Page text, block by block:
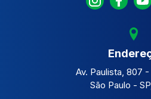
Av. Paulista, 807
São Paulo -